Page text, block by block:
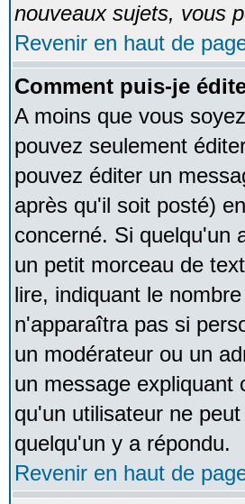
nouveaux sujets, vous
Revenir en haut de
Comment puis-je
A moins que vous
pouvez seulement
pouvez éditer un
après qu'il soit posté)
concerné. Si quelqu'un
un petit morceau de
lire, indiquant le
n'apparaîtra pas si
un modérateur ou un
un message expliquant
qu'un utilisateur ne
quelqu'un y a répondu.
Revenir en haut de